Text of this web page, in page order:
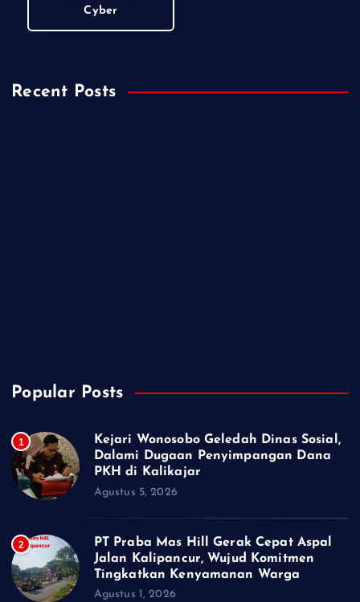
Cyber
Recent Posts
Popular Posts
1
Kejari Wonosobo Geledah Dinas Sosial,
Dalami Dugaan Penyimpangan Dana
PKH di Kalikajar
Agustus 5, 2026
2
PT Praba Mas Hill Gerak Cepat Aspal
Jalan Kalipancur, Wujud Komitmen
Tingkatkan Kenyamanan Warga
Agustus 1, 2026